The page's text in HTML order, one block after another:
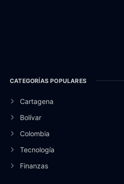
CATEGORÍAS POPULARES
Cartagena
Bolívar
Colombia
Tecnología
Finanzas